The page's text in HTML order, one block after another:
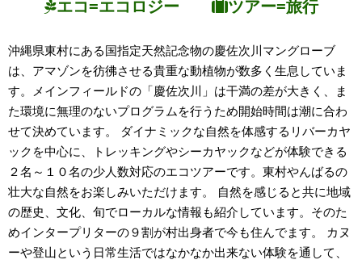
エコ=エコロジー ツアー=旅行
沖縄県東村にある国指定天然記念物の慶佐次川マングローブ
は、アマゾンを彷彿させる貴重な動植物が数多く生息していま
す。メインフィールドの「慶佐次川」は干満の差が大きく、ま
た環境に無理のないプログラムを行うため開始時間は潮に合わ
せて決めています。 ダイナミックな自然を体感するリバーカヤ
ックを中心に、トレッキングやシーカヤックなどが体験できる
２名～１０名の少人数対応のエコツアーです。東村やんばるの
壮大な自然をお楽しみいただけます。 自然を感じると共に地域
の歴史、文化、旬でローカルな情報も紹介しています。そのた
めインタープリターの９割が村出身者で今も住んでます。 カヌ
ーや登山という日常生活ではなかなか出来ない体験を通して、